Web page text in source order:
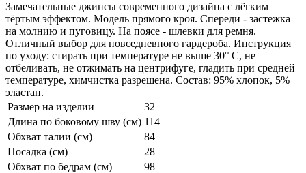
Замечательные джинсы современного дизайна с лёгким
тёртым эффектом. Модель прямого кроя. Спереди - застежка
на молнию и пуговицу. На поясе - шлевки для ремня.
Отличный выбор для повседневного гардероба. Инструкция
по уходу: стирать при температуре не выше 30° C, не
отбеливать, не отжимать на центрифуге, гладить при средней
температуре, химчистка разрешена. Состав: 95% хлопок, 5%
эластан.
Размер на изделии
32
Длина по боковому шву (см) 114
Обхват талии (см)
84
Посадка (см)
28
Обхват по бедрам (см)
98